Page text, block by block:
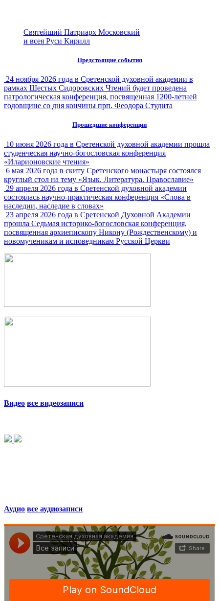
Святейший Патриарх Московский
и всея Руси Кирилл
Предстоящие события
24 ноября 2026 года в Сретенской духовной академии в
рамках Шестых Сидоровских Чтений будет проведена
патрологическая конференция, посвященная 1200-летней
годовщине со дня кончины прп. Феодора Студита
Прошедшие конференции
10 июня 2026 года в Сретенской духовной академии прошла
студенческая научно-богословская конференция
«Иларионовские чтения»
6 мая 2026 года в скиту Сретенского монастыря состоялся
круглый стол на тему «Язык. Литература. Православие»
29 апреля 2026 года в Сретенской духовной академии
состоялась научно-практическая конференция «Слова в
наследии, наследие в словах»
23 апреля 2026 года в Сретенской Духовной Академии
прошла Седьмая историко-богословская конференция,
посвященная архиепископу Никону (Рождественскому) и
новомученикам и исповедникам Русской Церкви
Видео все видеозаписи
Аудио все аудиозаписи